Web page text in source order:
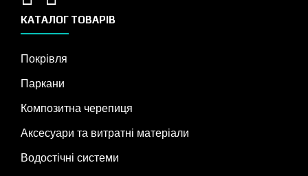
КАТАЛОГ ТОВАРІВ
Покрівля
Паркани
Композитна черепиця
Аксесуари та витратні матеріали
Водостічні системи